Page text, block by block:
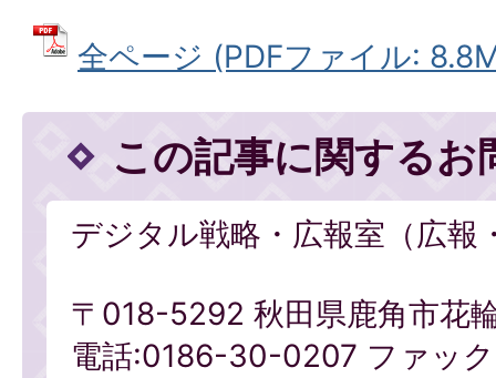
全ページ (PDFファイル:
この記事に関するお
デジタル戦略・広報室（広報
〒018-5292 秋田県鹿角市花
電話:0186-30-0207 ファッ